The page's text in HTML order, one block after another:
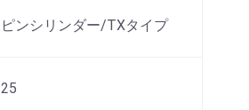
ピンシリンダー/TXタイプ
25